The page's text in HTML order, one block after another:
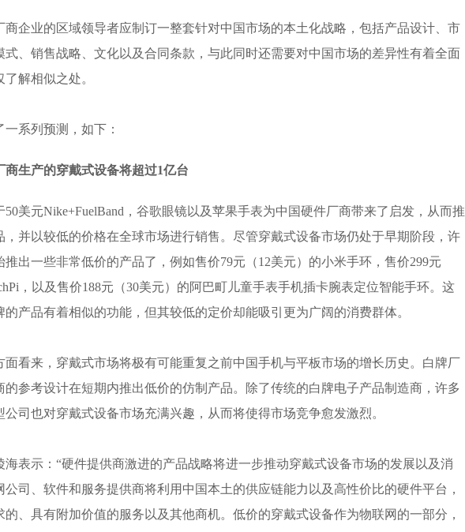
商企业的区域领导者应制订一整套针对中国市场的本土化战略，包括产品设计、市
式、销售战略、文化以及合同条款，与此同时还需要对中国市场的差异性有着全面
解相似之处。
一系列预测，如下：
商生产的穿戴式设备将超过1亿台
50美元Nike+FuelBand，谷歌眼镜以及苹果手表为中国硬件厂商带来了启发，从而推
，并以较低的价格在全球市场进行销售。尽管穿戴式设备市场仍处于早期阶段，许
推出一些非常低价的产品了，例如售价79元（12美元）的小米手环，售价299元
，以及售价188元（30美元）的阿巴町儿童手表手机插卡腕表定位智能手环。这
产品有着相似的功能，但其较低的定价却能吸引更为广阔的消费群体。
面看来，穿戴式市场将极有可能重复之前中国手机与平板市场的增长历史。白牌厂
的参考设计在短期内推出低价的仿制产品。除了传统的白牌电子产品制造商，许多
司也对穿戴式设备市场充满兴趣，从而将使得市场竞争愈发激烈。
海表示：“硬件提供商激进的产品战略将进一步推动穿戴式设备市场的发展以及消
公司、软件和服务提供商将利用中国本土的供应链能力以及高性价比的硬件平台，
、具有附加价值的服务以及其他商机。低价的穿戴式设备作为物联网的一部分，